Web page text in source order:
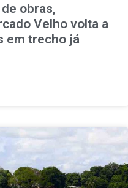
obras,
Velho volta a
em trecho já